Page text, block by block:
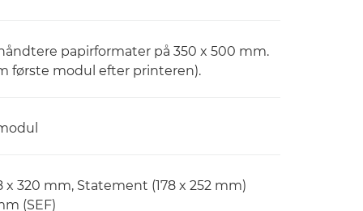
papirformater på 350 x 500 mm.
første modul efter printeren).
320 mm, Statement (178 x 252 mm)
(SEF)